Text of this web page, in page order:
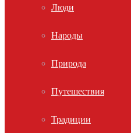
Люди
Народы
Природа
Путешествия
Традиции